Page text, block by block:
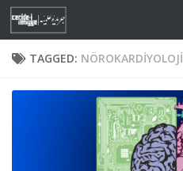
Skip to content
TAGGED: NÖROKARDIYOLOJI